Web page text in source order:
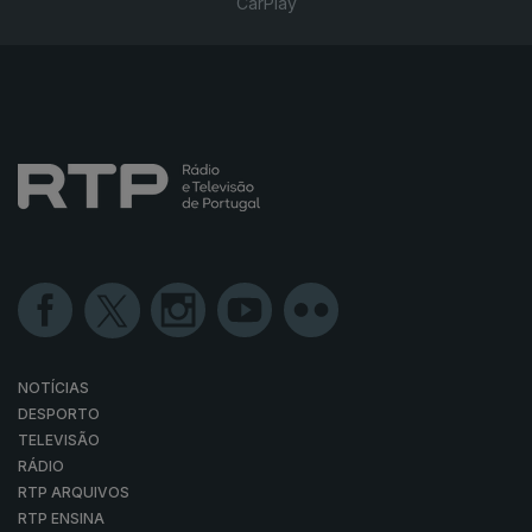
NOTÍCIAS
DESPORTO
TELEVISÃO
RÁDIO
RTP ARQUIVOS
RTP ENSINA